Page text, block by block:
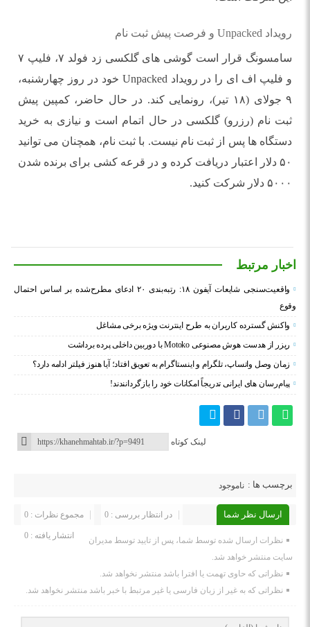
رویداد Unpacked و فرصت پیش ثبت نام
سامسونگ قرار است گوشی های گلکسی زد فولد ۷، فلیپ ۷
و فلیپ اف ای را در رویداد Unpacked خود در روز چهارشنبه،
۹ جولای (۱۸ تیر)، رونمایی کند. در حال حاضر، کمپین پیش
ثبت نام (رزرو) گلکسی در حال اتمام است و نیازی به خرید
دستگاه ها پس از ثبت نام نیست. با ثبت نام، همچنان می توانید
۵۰ دلار اعتبار دریافت کرده و در قرعه کشی برای برنده شدن
۵۰۰۰ دلار شرکت کنید.
اخبار مرتبط
واقعیت‌سنجی شایعات آیفون ۱۸: رتبه‌بندی ۲۰ ادعای مطرح‌شده بر اساس احتمال
وقوع
واکنش گسترده کاربران به طرح اینترنت ویژه برخی مشاغل
ریزر از هدست هوش مصنوعی Motoko با دوربین داخلی پرده برداشت
زمان وصل واتساپ، تلگرام و اینستاگرام به تعویق افتاد؛ آیا هنوز فیلتر ادامه دارد؟
پیام‌رسان‌ های ایرانی تدریجاً امکانات خود را بازگردانندند!
لینک کوتاه
برچسب ها : ناموجود
ارسال نظر شما مجموع نظرات : 0 در انتظار بررسی : 0
انتشار یافته : 0
نظرات ارسال شده توسط شما، پس از تایید توسط مدیران
سایت منتشر خواهد شد.
نظراتی که حاوی تهمت یا افترا باشد منتشر نخواهد شد.
نظراتی که به غیر از زبان فارسی یا غیر مرتبط با خبر باشد منتشر نخواهد شد.